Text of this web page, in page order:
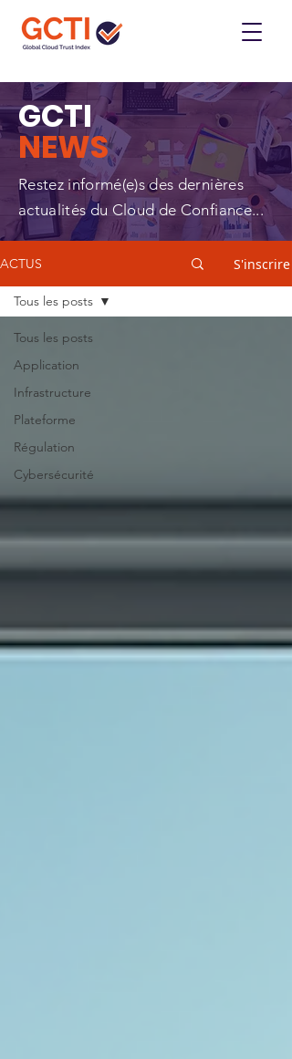
GCTI
NEWS
Restez informé(e)s des dernières
actualités du Cloud de Confiance...
ACTUS S'inscrire
Tous les posts
Application
Infrastructure
Plateforme
Régulation
Cybersécurité
Tous les posts